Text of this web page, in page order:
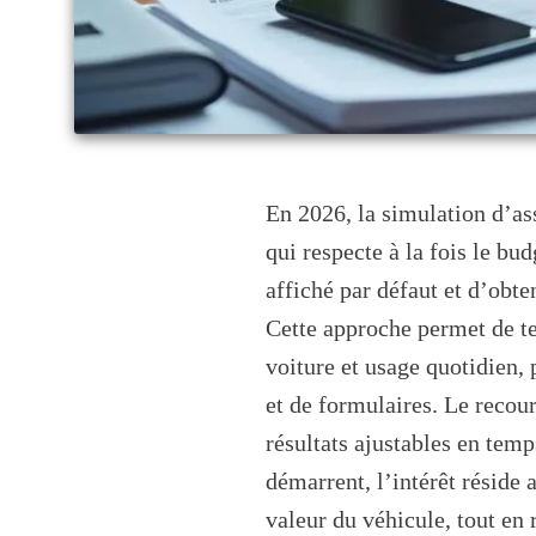
En 2026, la simulation
qui respecte à la fois le
affiché par défaut et
Cette approche permet de
voiture et usage quotidien,
et de formulaires. Le
résultats ajustables en
démarrent, l’intérêt réside
valeur du véhicule, tout en